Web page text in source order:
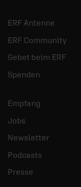
ERF Antenne
ERF Community
Gebet beim ERF
Spenden
Empfang
Jobs
Newsletter
Podcasts
Presse